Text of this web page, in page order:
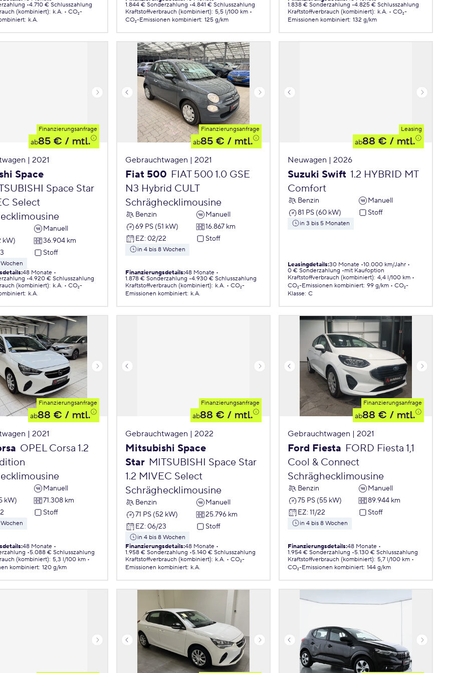
4.710 € Schlusszahlung
(kombiniert): k.A.
CO₂-
: k.A.
1.844 € Sonderzahlung 4.841 € Schlusszahlung
Kraftstoffverbrauch (kombiniert): 5,5 l/100 km
CO₂-Emissionen kombiniert: 125 g/km
1.838 € Sonderzahlung 4.825 € Schlusszahlung
Kraftstoffverbrauch (kombiniert): k.A.
CO₂-
Emissionen kombiniert: 132 g/km
Finanzierungsanfrage
ab85 € / mtl.
| 2021
Space
Space Star
Select
Manuell
kW)
36.904 km
Stoff
:48 Monate
4.920 € Schlusszahlung
(kombiniert): k.A.
CO₂-
: k.A.
Finanzierungsanfrage
ab85 € / mtl.
Gebrauchtwagen | 2021
Fiat 500 FIAT 500 1.0 GSE
N3 Hybrid CULT
Schräghecklimousine
Benzin
Manuell
69 PS (51 kW)
16.867 km
EZ: 02/22 Stoff
in 4 bis 8 Wochen
Finanzierungsdetails:48 Monate
1.878 € Sonderzahlung 4.930 € Schlusszahlung
Kraftstoffverbrauch (kombiniert): k.A.
CO₂-
Emissionen kombiniert: k.A.
Leasing
ab88 € / mtl.
Neuwagen | 2026
Suzuki Swift 1.2 HYBRID MT
Comfort
Benzin
Manuell
81 PS (60 kW)
Stoff
in 3 bis 5 Monaten
Leasingdetails:30 Monate 10.000 km/Jahr
0 € Sonderzahlung
mit Kaufoption
Kraftstoffverbrauch (kombiniert): 4,4 l/100 km
CO₂-Emissionen kombiniert: 99 g/km
CO₂-
Klasse: C
Finanzierungsanfrage
ab88 € / mtl.
| 2021
OPEL Corsa 1.2
Manuell
kW)
71.308 km
Stoff
:48 Monate
5.088 € Schlusszahlung
(kombiniert): 5,3 l/100 km
kombiniert: 120 g/km
Finanzierungsanfrage
ab88 € / mtl.
Gebrauchtwagen | 2022
Mitsubishi Space
Star MITSUBISHI Space Star
1.2 MIVEC Select
Schräghecklimousine
Benzin
Manuell
71 PS (52 kW)
25.796 km
EZ: 06/23 Stoff
in 4 bis 8 Wochen
Finanzierungsdetails:48 Monate
1.958 € Sonderzahlung 5.140 € Schlusszahlung
Kraftstoffverbrauch (kombiniert): k.A.
CO₂-
Emissionen kombiniert: k.A.
Finanzierungsanfrage
ab88 € / mtl.
Gebrauchtwagen | 2021
Ford Fiesta FORD Fiesta 1,1
Cool & Connect
Schräghecklimousine
Benzin
Manuell
75 PS (55 kW)
89.944 km
EZ: 11/22 Stoff
in 4 bis 8 Wochen
Finanzierungsdetails:48 Monate
1.954 € Sonderzahlung 5.130 € Schlusszahlung
Kraftstoffverbrauch (kombiniert): 5,7 l/100 km
CO₂-Emissionen kombiniert: 144 g/km